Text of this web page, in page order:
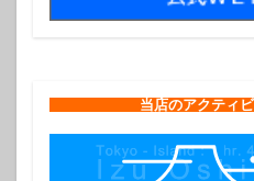
当店のアクティ